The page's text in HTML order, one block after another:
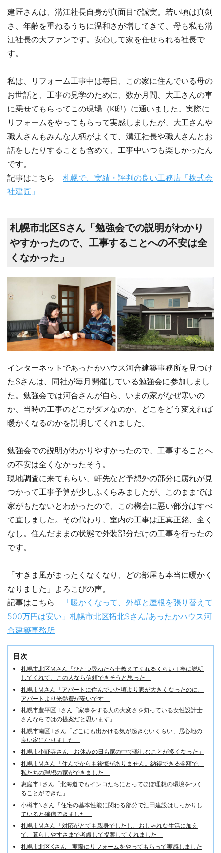
建匠さんは、溝江社長自身が真面目で誠実。若い頃は真剣
さ、年齢を重ねるうちに温和さが増してきて、母も私も溝
江社長の大ファンです。安心して家を任せられる社長で
す。
私は、リフォーム工事中は毎日、この家に住んでいる母の
お世話と、工事の見学のために、数か月間、大工さんの車
に乗せてもらってこの現場（K邸）に通いました。実際に
リフォームをやってもらって実感しましたが、大工さんや
職人さんもみんな人柄がよくて、溝江社長や職人さんとお
話をしたりすることも含めて、工事中いつも楽しかったん
です。
記事はこちら 札幌で、実績・評判の良い工務店「株式会
社建匠」
札幌市北区Sさん「勉強会での説明がわかり
やすかったので、工事することへの不安は全
くなかった」
インターネットであったかハウス河合建築事務所を見つけ
たSさんは、同社が毎月開催している勉強会に参加しまし
た。勉強会では河合さんが自ら、いまの家がなぜ寒いの
か、当時の工事のどこがダメなのか、どこをどう変えれば
暖かくなるのかを説明してくれました。
勉強会での説明がわかりやすかったので、工事することへ
の不安は全くなかったそう。
現地調査に来てもらい、軒先など予想外の部分に腐れが見
つかって工事予算が少しふくらみましたが、このままでは
家がもたないとわかったので、この機会に悪い部分はすべ
て直しました。その代わり、室内の工事は正真正銘、全く
なし。住んだままの状態で外装部分だけの工事を行ったの
です。
「すきま風がまったくなくなり、どの部屋も本当に暖かく
なりました」よろこびの声。
記事はこちら
「暖かくなって、外壁と屋根を張り替えて
500万円は安い」札幌市北区拓北Sさん/あったかハウス河
合建築事務所
目次
札幌市北区Mさん「ひとつ尋ねたら十教えてくれるくらい丁寧に説明
してくれて、この人なら信頼できそうと思った」
札幌市Mさん「アパートに住んでいた頃より家が大きくなったのに、
アパートより光熱費が安いです」
札幌市豊平区Hさん「家事をする人の大変さを知っている女性設計士
さんならではの提案だと思います」
札幌市南区Tさん「どこにも出かける気が起きないくらい、居心地の
良い家になりました」
札幌市小野寺さん「お休みの日も家の中で楽しむことが多くなった」
札幌市Mさん「住んでからも後悔がありません。納得できる金額で、
私たちの理想の家ができました」
恵庭市Tさん「北海道でもインコたちにとってほぼ理想の環境をつく
ることができた」
小樽市Nさん「住宅の基本性能に関わる部分で江田建設はしっかりし
ていると確信できました」
札幌市Mさん「対応がとても親身でしたし、おしゃれな生活に加え
て、暮らしやすさまで考慮して提案してくれました」
札幌市北区Kさん「実際にリフォームをやってもらって実感しました